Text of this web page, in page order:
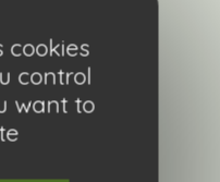
cookies
control
want to